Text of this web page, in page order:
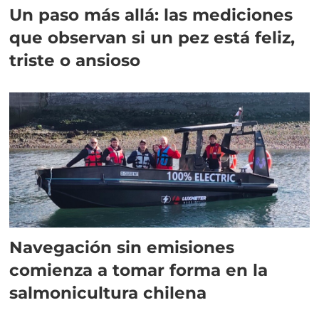
Un paso más allá: las mediciones
que observan si un pez está feliz,
triste o ansioso
Navegación sin emisiones
comienza a tomar forma en la
salmonicultura chilena